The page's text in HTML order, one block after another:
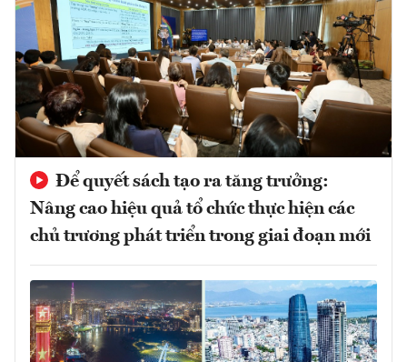
Để quyết sách tạo ra tăng trưởng:
Nâng cao hiệu quả tổ chức thực hiện các
chủ trương phát triển trong giai đoạn mới